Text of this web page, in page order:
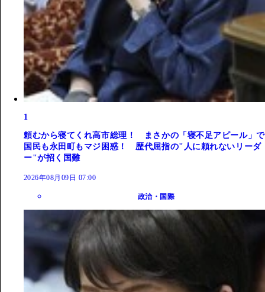
1
頼むから寝てくれ高市総理！ まさかの「寝不足アピール」で
国民も永田町もマジ困惑！ 歴代屈指の"人に頼れないリーダ
ー"が招く国難
2026年08月09日 07:00
政治・国際